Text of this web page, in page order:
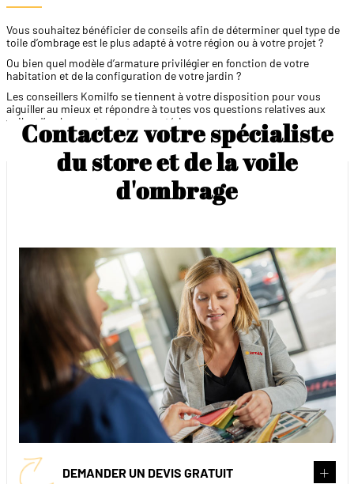
Vous souhaitez bénéficier de conseils afin de déterminer quel type de
toile d’ombrage est le plus adapté à votre région ou à votre projet ?
Ou bien quel modèle d’armature privilégier en fonction de votre
habitation et de la configuration de votre jardin ?
Les conseillers Komilfo se tiennent à votre disposition pour vous
aiguiller au mieux et répondre à toutes vos questions relatives aux
voiles d’ombrage et aux
stores extérieurs
Contactez votre spécialiste
du store et de la voile
d'ombrage
DEMANDER UN DEVIS GRATUIT